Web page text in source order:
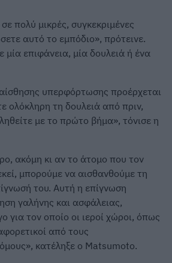
πολύ μικρές, συγκεκριμένες
αυτό το εμπόδιο», πρότεινε.
μία επιφάνεια, μία δουλειά ή ένα
υπερφόρτωσης προέρχεται
ολόκληρη τη δουλειά από πριν,
με το πρώτο βήμα», τόνισε η
ακόμη κι αν το άτομο που τον
μπορούμε να αισθανθούμε τη
του. Αυτή η επίγνωση
γαλήνης και ασφάλειας,
για τον οποίο οι ιεροί χώροι, όπως
από τους
κατέληξε ο Matsumoto.